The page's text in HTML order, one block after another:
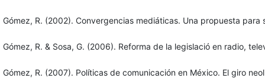
Gómez, R. (2002). Convergencias mediáticas. Una propuesta
Gómez, R. & Sosa, G. (2006). Reforma de la legislació en radio,
Gómez, R. (2007). Políticas de comunicación en México. El giro